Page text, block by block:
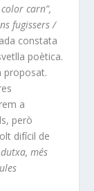
carn”,
fugissers /
constata
poètica.
proposat.
a
però
difícil de
més